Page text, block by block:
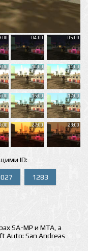
04:00 05:00
10:00 11:00
16:00 17:00
22:00 23:00
ID:
1283
SA-MP и MTA, а
Auto: San Andreas